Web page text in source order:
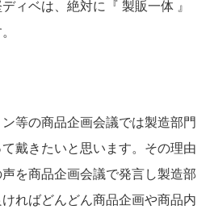
ィベは、絶対に『 製販一体 』
等の商品企画会議では製造部門
戴きたいと思います。その理由
を商品企画会議で発言し製造部
ればどんどん商品企画や商品内